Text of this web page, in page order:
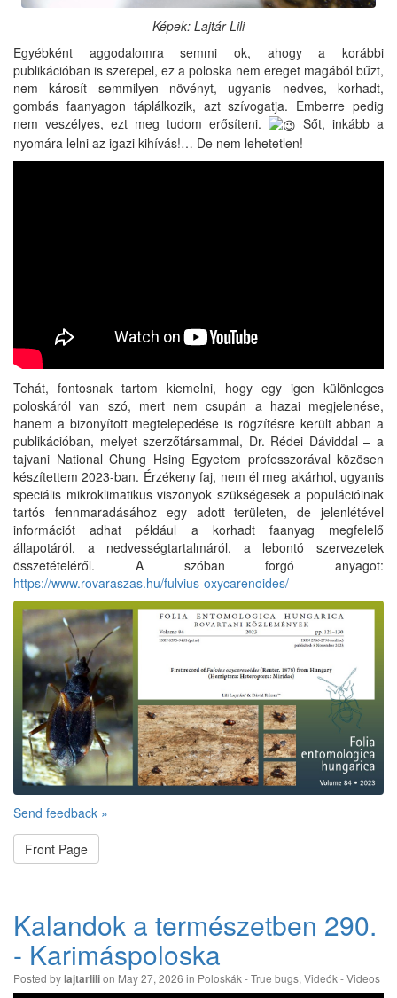
Képek: Lajtár Lili
Egyébként aggodalomra semmi ok, ahogy a korábbi
publikációban is szerepel, ez a poloska nem ereget magából bűzt,
nem károsít semmilyen növényt, ugyanis nedves, korhadt,
gombás faanyagon táplálkozik, azt szívogatja. Emberre pedig
nem veszélyes, ezt meg tudom erősíteni.
Sőt, inkább a
nyomára lelni az igazi kihívás!… De nem lehetetlen!
Tehát, fontosnak tartom kiemelni, hogy egy igen különleges
poloskáról van szó, mert nem csupán a hazai megjelenése,
hanem a bizonyított megtelepedése is rögzítésre került abban a
publikációban, melyet szerzőtársammal, Dr. Rédei Dáviddal – a
tajvani National Chung Hsing Egyetem professzorával közösen
készítettem 2023-ban. Érzékeny faj, nem él meg akárhol, ugyanis
speciális mikroklimatikus viszonyok szükségesek a populációinak
tartós fennmaradásához egy adott területen, de jelenlétével
információt adhat például a korhadt faanyag megfelelő
állapotáról, a nedvességtartalmáról, a lebontó szervezetek
összetételéről. A szóban forgó anyagot:
https://www.rovaraszas.hu/fulvius-oxycarenoides/
Send feedback »
Front Page
Kalandok a természetben 290.
- Karimáspoloska
Posted bylajtarlilion May 27, 2026 in Poloskák - True bugs, Videók - Videos